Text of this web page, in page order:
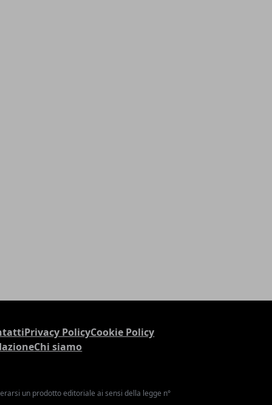
Privacy PolicyCookie Policy
Chi siamo
un prodotto editoriale ai sensi della legge n°